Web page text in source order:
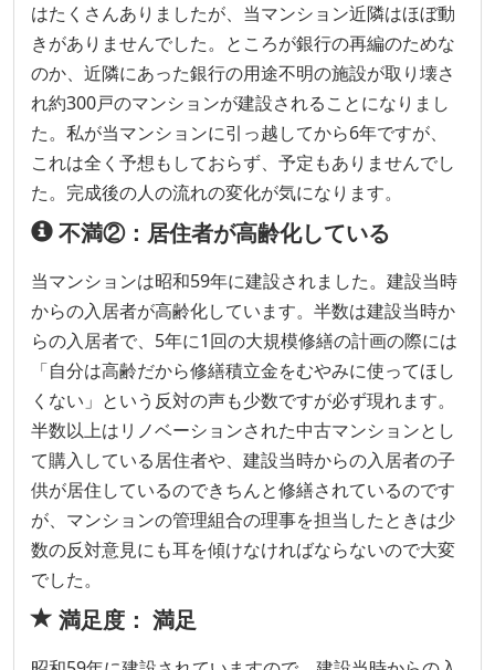
はたくさんありましたが、当マンション近隣はほぼ動
きがありませんでした。ところが銀行の再編のためな
のか、近隣にあった銀行の用途不明の施設が取り壊さ
れ約300戸のマンションが建設されることになりまし
た。私が当マンションに引っ越してから6年ですが、
これは全く予想もしておらず、予定もありませんでし
た。完成後の人の流れの変化が気になります。
不満②：居住者が高齢化している
当マンションは昭和59年に建設されました。建設当時
からの入居者が高齢化しています。半数は建設当時か
らの入居者で、5年に1回の大規模修繕の計画の際には
「自分は高齢だから修繕積立金をむやみに使ってほし
くない」という反対の声も少数ですが必ず現れます。
半数以上はリノベーションされた中古マンションとし
て購入している居住者や、建設当時からの入居者の子
供が居住しているのできちんと修繕されているのです
が、マンションの管理組合の理事を担当したときは少
数の反対意見にも耳を傾けなければならないので大変
でした。
満足度： 満足